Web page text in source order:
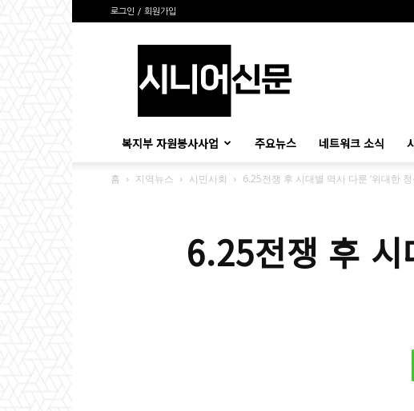
로그인 / 회원가입
니
어
복지부 자원봉사사업 주요뉴스 네트워크 소식
홈 지역뉴스 시민사회 6.25전쟁 후 시대별 역사 다룬 ‘위대한 청
6.25전쟁 후 시